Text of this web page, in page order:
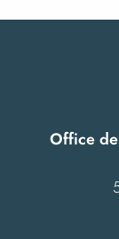
Office de